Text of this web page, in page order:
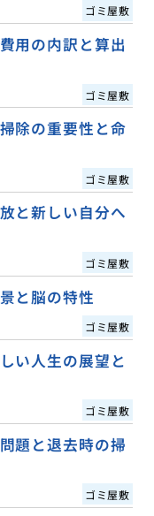
ゴミ屋敷
用の内訳と算出
ゴミ屋敷
除の重要性と命
ゴミ屋敷
と新しい自分へ
ゴミ屋敷
と脳の特性
ゴミ屋敷
い人生の展望と
ゴミ屋敷
題と退去時の掃
ゴミ屋敷